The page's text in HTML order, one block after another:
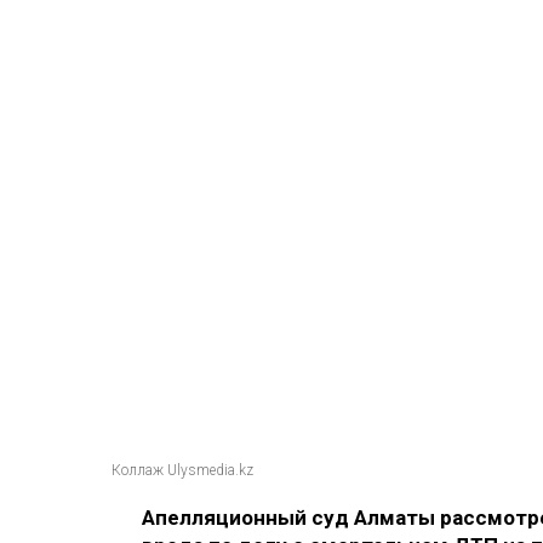
Коллаж Ulysmedia.kz
Апелляционный суд Алматы